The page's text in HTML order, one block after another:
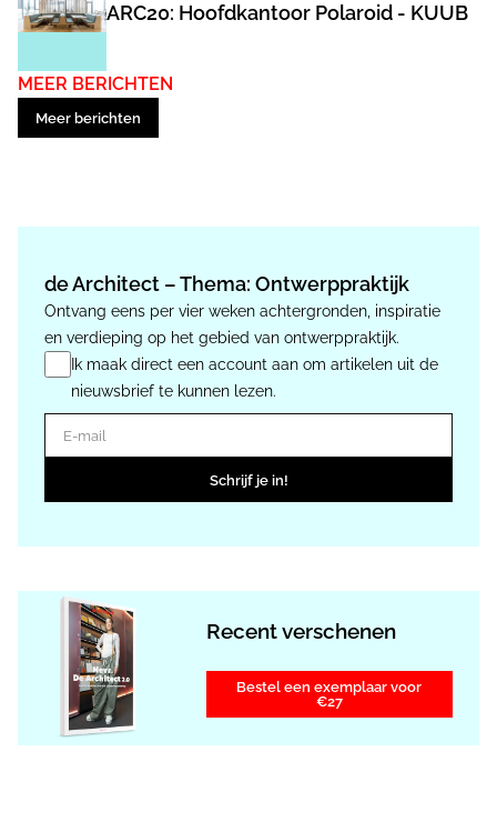
ARC20: Hoofdkantoor Polaroid - KUUB
MEER BERICHTEN
Meer berichten
de Architect – Thema: Ontwerppraktijk
Ontvang eens per vier weken achtergronden, inspiratie
en verdieping op het gebied van ontwerppraktijk.
Ik maak direct een account aan om artikelen uit de
nieuwsbrief te kunnen lezen.
E-mail
Schrijf je in!
Recent verschenen
Bestel een exemplaar voor
€27